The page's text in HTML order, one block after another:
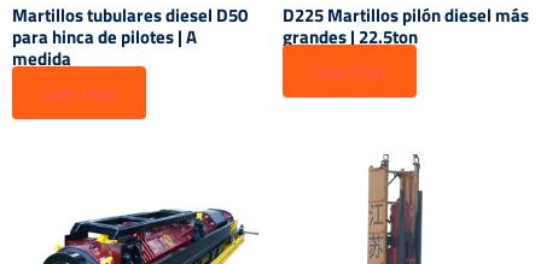
Martillos tubulares diesel D50
para hinca de pilotes | A
medida
Leer más
D225 Martillos pilón diesel más
grandes | 22.5ton
Leer más